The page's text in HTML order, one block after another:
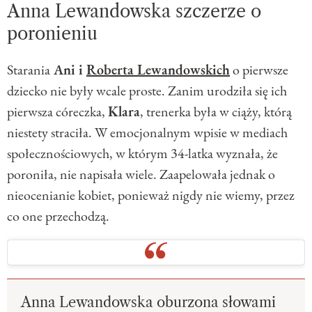
Anna Lewandowska szczerze o
poronieniu
StaraniaAni i Roberta Lewandowskicho pierwsze
dziecko nie były wcale proste. Zanim urodziła się ich
pierwsza córeczka,Klara, trenerka była w ciąży, którą
niestety straciła. W emocjonalnym wpisie w mediach
społecznościowych, w którym 34-latka wyznała, że
poroniła, nie napisała wiele. Zaapelowała jednak o
nieocenianie kobiet, ponieważ nigdy nie wiemy, przez
co one przechodzą.
Anna Lewandowska oburzona słowami